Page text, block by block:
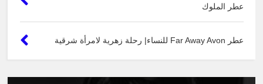
عطر الملوك
عطر Far Away Avon للنساء| رحلة زهرية لامرأة شرقية